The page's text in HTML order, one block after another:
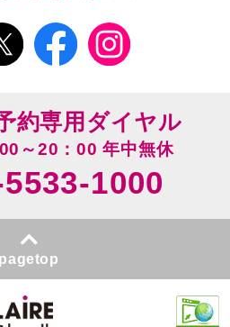
約専用ダイヤル
～20：00 年中無休
1000
pagetop